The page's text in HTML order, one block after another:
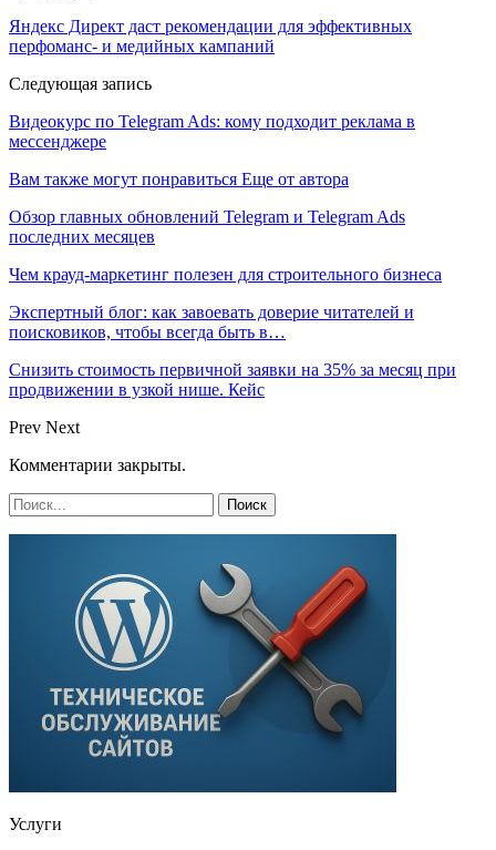
Яндекс Директ даст рекомендации для эффективных
перфоманс- и медийных кампаний
Следующая запись
Видеокурс по Telegram Ads: кому подходит реклама в
мессенджере
Вам также могут понравиться Еще от автора
Обзор главных обновлений Telegram и Telegram Ads
последних месяцев
Чем крауд-маркетинг полезен для строительного бизнеса
Экспертный блог: как завоевать доверие читателей и
поисковиков, чтобы всегда быть в…
Снизить стоимость первичной заявки на 35% за месяц при
продвижении в узкой нише. Кейс
Prev Next
Комментарии закрыты.
Услуги